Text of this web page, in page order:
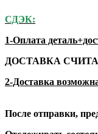
СДЭК:
1-Оплата
ДОСТАВКА
2-Доставка
После отправки,